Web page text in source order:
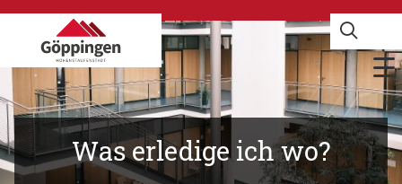
Was erledige ich wo?